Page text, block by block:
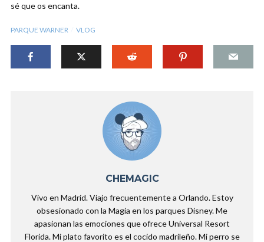
sé que os encanta.
PARQUE WARNER VLOG
CHEMAGIC
Vivo en Madrid. Viajo frecuentemente a Orlando. Estoy
obsesionado con la Magia en los parques Disney. Me
apasionan las emociones que ofrece Universal Resort
Florida. Mi plato favorito es el cocido madrileño. Mi perro se